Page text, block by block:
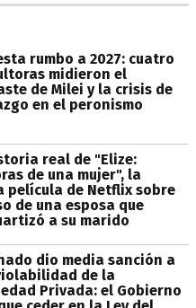
rumbo a 2027: cuatro
midieron el
de Milei y la crisis de
en el peronismo
real de "Elize:
de una mujer", la
película de Netflix sobre
de una esposa que
a su marido
dio media sanción a
de la
Privada: el Gobierno